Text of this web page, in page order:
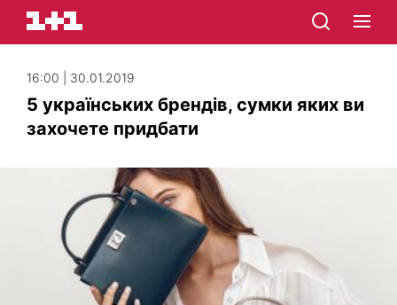
16:00 | 30.01.2019
5 українських брендів, сумки яких ви
захочете придбати